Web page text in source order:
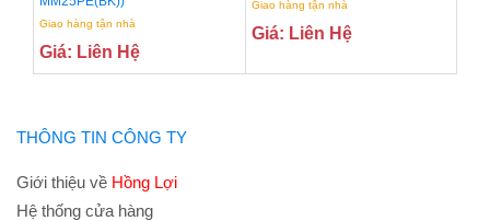
Giao hàng tận nhà
Giá: Liên Hệ
Giao hàng tận nhà
Giá: Liên Hệ
THÔNG TIN CÔNG TY
Giới thiệu về Hồng Lợi
Hệ thống cửa hàng